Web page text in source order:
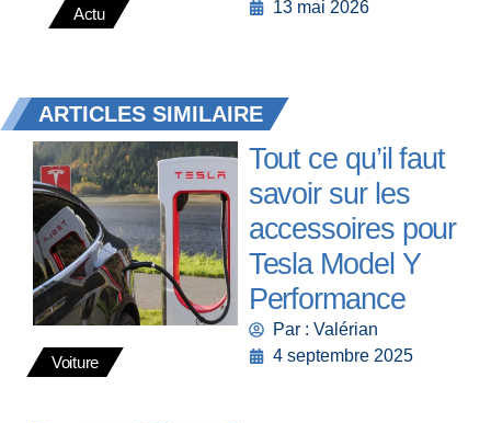
Actu
13 mai 2026
ARTICLES SIMILAIRE
Voiture
Tout ce qu’il faut
savoir sur les
accessoires pour
Tesla Model Y
Performance
Par : Valérian
4 septembre 2025